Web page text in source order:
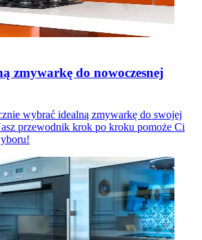
zmywarkę do nowoczesnej
wybrać idealną zmywarkę do swojej
przewodnik krok po kroku pomoże Ci